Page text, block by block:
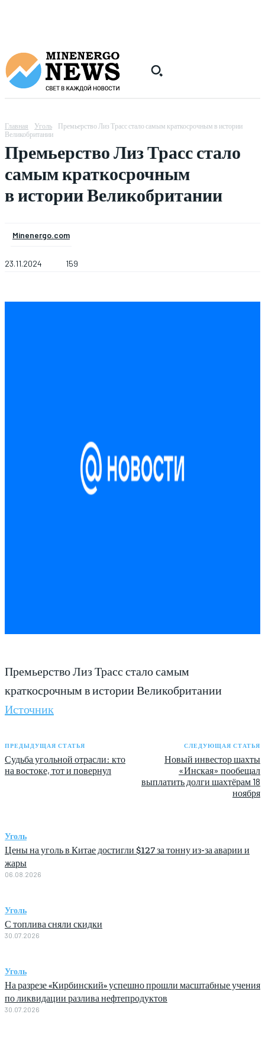
Главная Уголь
Премьерство Лиз Трасс стало самым краткосрочным в истории
Великобритании
Премьерство Лиз Трасс стало
самым краткосрочным
в истории Великобритании
Minenergo.com
23.11.2024 159
Премьерство Лиз Трасс стало самым
краткосрочным в истории Великобритании
Источник
ПРЕДЫДУЩАЯ СТАТЬЯ
Судьба угольной отрасли: кто
на востоке, тот и повернул
СЛЕДУЮЩАЯ СТАТЬЯ
Новый инвестор шахты
«Инская» пообещал
выплатить долги шахтёрам 18
ноября
Уголь
Цены на уголь в Китае достигли $127 за тонну из-за аварии и
жары
06.08.2026
Уголь
С топлива сняли скидки
30.07.2026
Уголь
На разрезе «Кирбинский» успешно прошли масштабные учения
по ликвидации разлива нефтепродуктов
30.07.2026